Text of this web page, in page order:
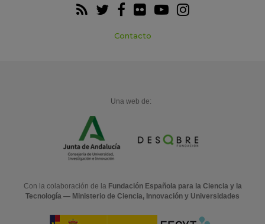
Contacto
Una web de:
Con la colaboración de la Fundación Española para la Ciencia y la
Tecnología — Ministerio de Ciencia, Innovación y Universidades